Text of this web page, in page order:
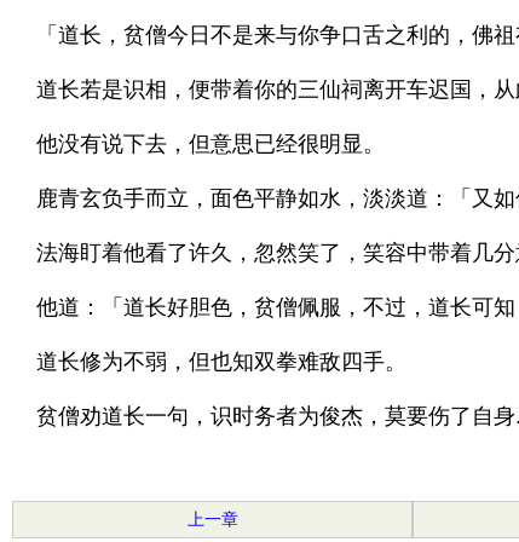
「道长，贫僧今日不是来与你争口舌之利的，佛祖
道长若是识相，便带着你的三仙祠离开车迟国，
他没有说下去，但意思已经很明显。
鹿青玄负手而立，面色平静如水，淡淡道：「又如
法海盯着他看了许久，忽然笑了，笑容中带着几分
他道：「道长好胆色，贫僧佩服，不过，道长可知
道长修为不弱，但也知双拳难敌四手。
贫僧劝道长一句，识时务者为俊杰，莫要伤了自身
上一章